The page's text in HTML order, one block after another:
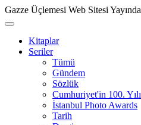
Gazze Üçlemesi Web Sitesi Yayında
Kitaplar
Seriler
Tümü
Gündem
Sözlük
Cumhuriyet'in 100. Yılı
İstanbul Photo Awards
Tarih